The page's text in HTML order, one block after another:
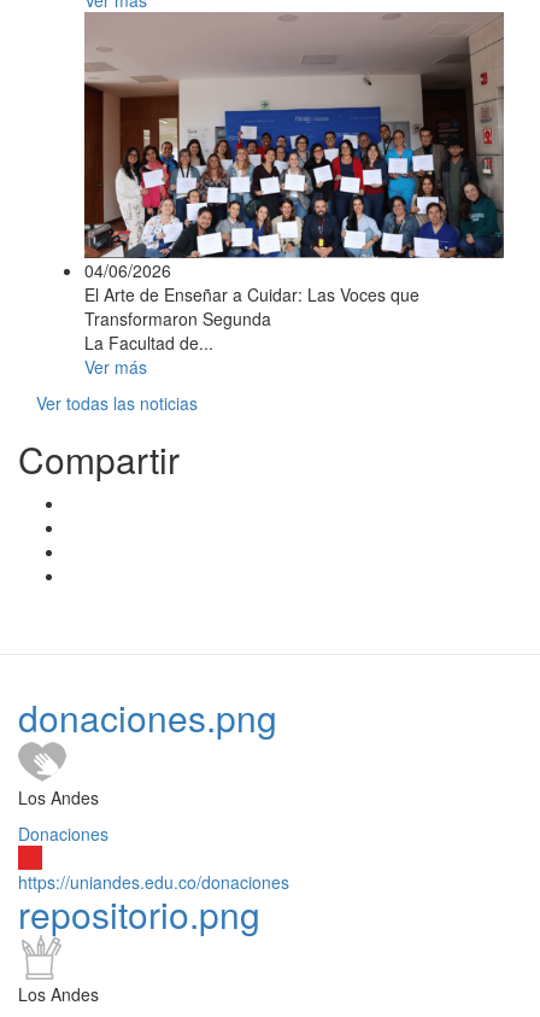
04/06/2026
El Arte de Enseñar a Cuidar: Las Voces que
Transformaron Segunda
La Facultad de...
Ver más
Ver todas las noticias
Compartir
donaciones.png
Los Andes
Donaciones
https://uniandes.edu.co/donaciones
repositorio.png
Los Andes